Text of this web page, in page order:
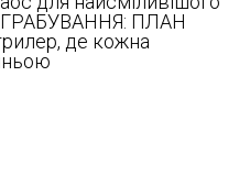
ПЛАН
де кожна